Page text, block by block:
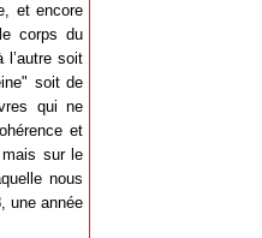
et encore
corps du
l’autre soit
soit de
qui ne
et
sur le
nous
une année